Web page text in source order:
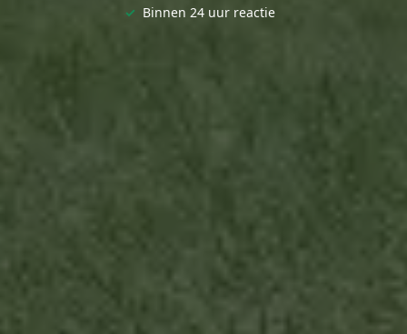
✓ Binnen 24 uur reactie